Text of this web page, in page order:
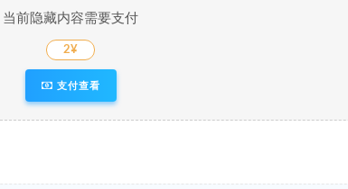
当前隐藏内容需要支付
2¥
支付查看